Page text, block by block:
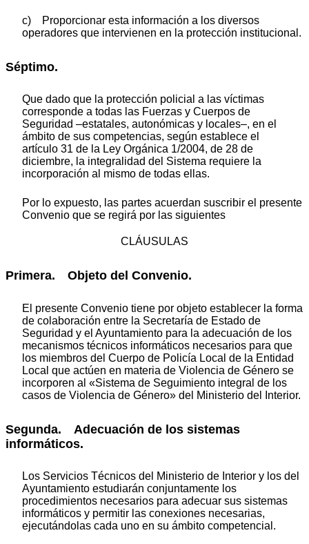
c) Proporcionar esta información a los diversos
operadores que intervienen en la protección institucional.
Séptimo.
Que dado que la protección policial a las víctimas
corresponde a todas las Fuerzas y Cuerpos de
Seguridad –estatales, autonómicas y locales–, en el
ámbito de sus competencias, según establece el
artículo 31 de la Ley Orgánica 1/2004, de 28 de
diciembre, la integralidad del Sistema requiere la
incorporación al mismo de todas ellas.
Por lo expuesto, las partes acuerdan suscribir el presente
Convenio que se regirá por las siguientes
CLÁUSULAS
Primera. Objeto del Convenio.
El presente Convenio tiene por objeto establecer la forma
de colaboración entre la Secretaría de Estado de
Seguridad y el Ayuntamiento para la adecuación de los
mecanismos técnicos informáticos necesarios para que
los miembros del Cuerpo de Policía Local de la Entidad
Local que actúen en materia de Violencia de Género se
incorporen al «Sistema de Seguimiento integral de los
casos de Violencia de Género» del Ministerio del Interior.
Segunda. Adecuación de los sistemas
informáticos.
Los Servicios Técnicos del Ministerio de Interior y los del
Ayuntamiento estudiarán conjuntamente los
procedimientos necesarios para adecuar sus sistemas
informáticos y permitir las conexiones necesarias,
ejecutándolas cada uno en su ámbito competencial.